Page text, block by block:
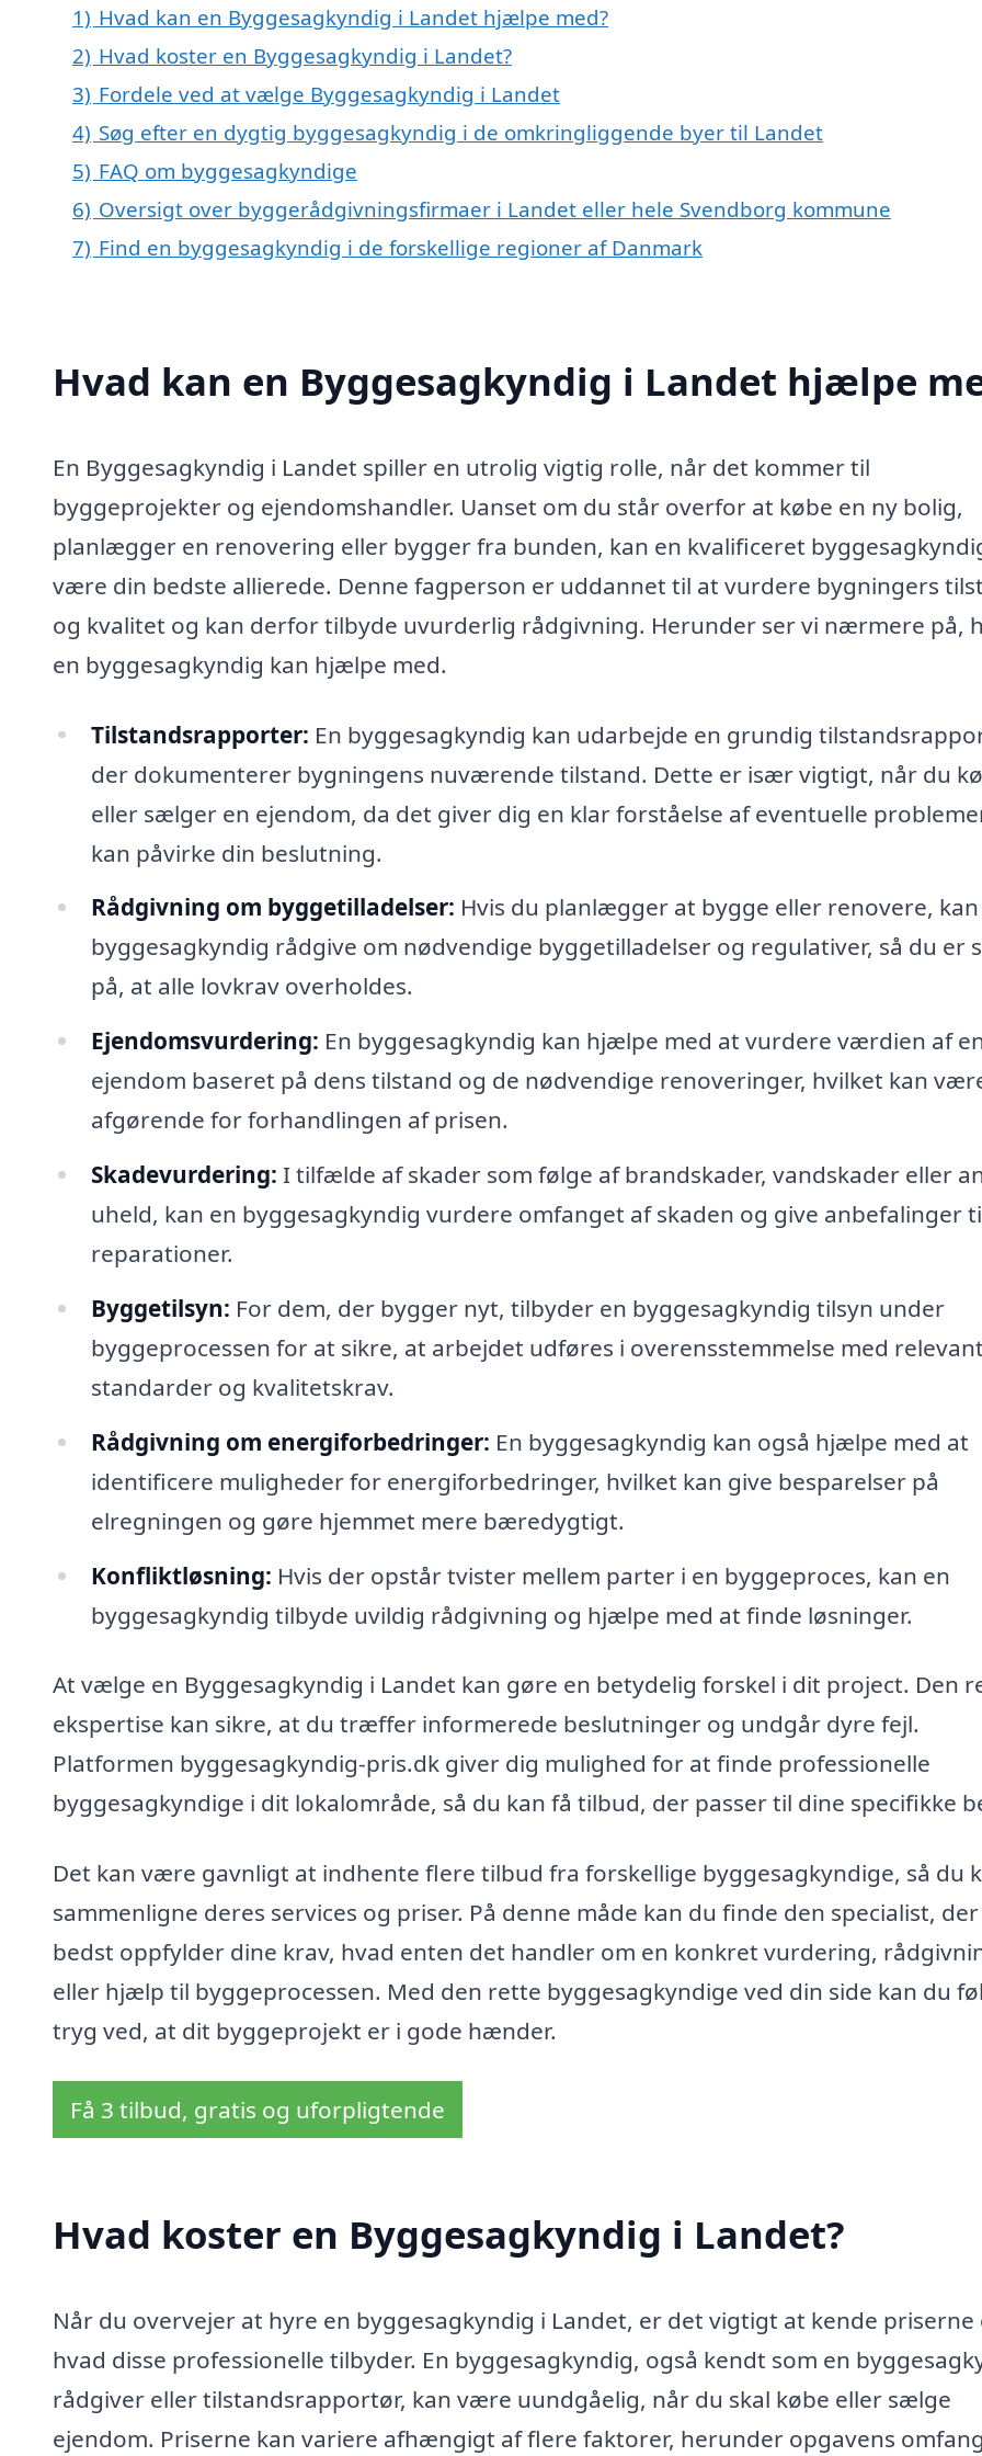
1) Hvad kan en Byggesagkyndig i Landet hjælpe med?
2) Hvad koster en Byggesagkyndig i Landet?
3) Fordele ved at vælge Byggesagkyndig i Landet
4) Søg efter en dygtig byggesagkyndig i de omkringliggende byer til Landet
5) FAQ om byggesagkyndige
6) Oversigt over byggerådgivningsfirmaer i Landet eller hele Svendborg kommune
7) Find en byggesagkyndig i de forskellige regioner af Danmark
Hvad kan en Byggesagkyndig i Landet hjælpe
En Byggesagkyndig i Landet spiller en utrolig vigtig rolle, når det kommer til
byggeprojekter og ejendomshandler. Uanset om du står overfor at købe en ny bolig,
planlægger en renovering eller bygger fra bunden, kan en kvalificeret
være din bedste allierede. Denne fagperson er uddannet til at vurdere bygningers
og kvalitet og kan derfor tilbyde uvurderlig rådgivning. Herunder ser vi nærmere på,
en byggesagkyndig kan hjælpe med.
Tilstandsrapporter: En byggesagkyndig kan udarbejde en grundig
der dokumenterer bygningens nuværende tilstand. Dette er især vigtigt, når du
eller sælger en ejendom, da det giver dig en klar forståelse af eventuelle
kan påvirke din beslutning.
Rådgivning om byggetilladelser: Hvis du planlægger at bygge eller renovere,
byggesagkyndig rådgive om nødvendige byggetilladelser og regulativer, så du er
på, at alle lovkrav overholdes.
Ejendomsvurdering: En byggesagkyndig kan hjælpe med at vurdere værdien af
ejendom baseret på dens tilstand og de nødvendige renoveringer, hvilket kan
afgørende for forhandlingen af prisen.
Skadevurdering: I tilfælde af skader som følge af brandskader, vandskader eller
uheld, kan en byggesagkyndig vurdere omfanget af skaden og give anbefalinger
reparationer.
Byggetilsyn: For dem, der bygger nyt, tilbyder en byggesagkyndig tilsyn under
byggeprocessen for at sikre, at arbejdet udføres i overensstemmelse med
standarder og kvalitetskrav.
Rådgivning om energiforbedringer: En byggesagkyndig kan også hjælpe med at
identificere muligheder for energiforbedringer, hvilket kan give besparelser på
elregningen og gøre hjemmet mere bæredygtigt.
Konfliktløsning: Hvis der opstår tvister mellem parter i en byggeproces, kan en
byggesagkyndig tilbyde uvildig rådgivning og hjælpe med at finde løsninger.
At vælge en Byggesagkyndig i Landet kan gøre en betydelig forskel i dit project. Den
ekspertise kan sikre, at du træffer informerede beslutninger og undgår dyre fejl.
Platformen byggesagkyndig-pris.dk giver dig mulighed for at finde professionelle
byggesagkyndige i dit lokalområde, så du kan få tilbud, der passer til dine specifikke
Det kan være gavnligt at indhente flere tilbud fra forskellige byggesagkyndige, så du
sammenligne deres services og priser. På denne måde kan du finde den specialist, der
bedst oppfylder dine krav, hvad enten det handler om en konkret vurdering,
eller hjælp til byggeprocessen. Med den rette byggesagkyndige ved din side kan du
tryg ved, at dit byggeprojekt er i gode hænder.
Få 3 tilbud, gratis og uforpligtende
Hvad koster en Byggesagkyndig i Landet?
Når du overvejer at hyre en byggesagkyndig i Landet, er det vigtigt at kende priserne
hvad disse professionelle tilbyder. En byggesagkyndig, også kendt som en
rådgiver eller tilstandsrapportør, kan være uundgåelig, når du skal købe eller sælge
ejendom. Priserne kan variere afhængigt af flere faktorer, herunder opgavens